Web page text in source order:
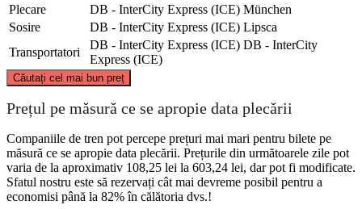
Plecare
DB - InterCity Express (ICE) München
Sosire
DB - InterCity Express (ICE) Lipsca
Transportatori
DB - InterCity Express (ICE) DB - InterCity
Express (ICE)
Căutați cel mai bun preț
Prețul pe măsură ce se apropie data plecării
Companiile de tren pot percepe prețuri mai mari pentru bilete pe
măsură ce se apropie data plecării. Prețurile din următoarele zile pot
varia de la aproximativ 108,25 lei la 603,24 lei, dar pot fi modificate.
Sfatul nostru este să rezervați cât mai devreme posibil pentru a
economisi până la 82% în călătoria dvs.!